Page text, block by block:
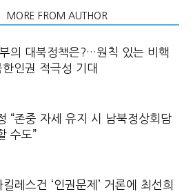
MORE FROM AUTHOR
의 대북정책은?…원칙 있는 비핵
한인권 적극성 기대
“존중 자세 유지 시 남북정상회담
수도”
레스건 ‘인권문제’ 거론에 최선희